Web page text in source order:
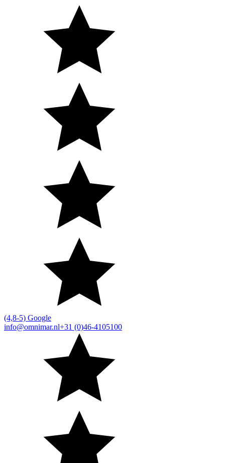
(4,8-5) Google
info@omnimar.nl+31 (0)46-4105100